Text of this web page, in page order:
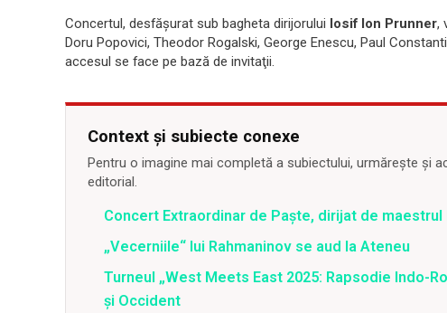
Concertul, desfăşurat sub bagheta dirijorului Iosif Ion Prunner,
Doru Popovici, Theodor Rogalski, George Enescu, Paul
accesul se face pe bază de invitaţii.
Context și subiecte conexe
Pentru o imagine mai completă a subiectului, urmărește și
editorial.
Concert Extraordinar de Paşte, dirijat de maestrul
„Vecerniile“ lui Rahmaninov se aud la Ateneu
Turneul „West Meets East 2025: Rapsodie Indo-
și Occident